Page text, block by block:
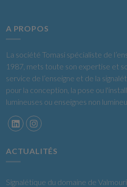
A PROPOS
La société Tomasi spécialiste de
1987, mets toute son expertise et
service de l’enseigne et de la
pour la conception, la pose ou
lumineuses ou enseignes non
ACTUALITÉS